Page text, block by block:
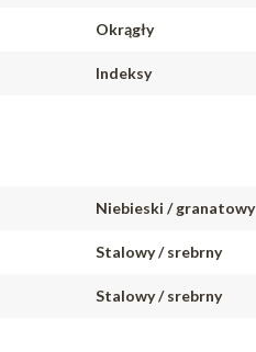
Okrągły
Indeksy
Niebieski / granatowy
Stalowy / srebrny
Stalowy / srebrny